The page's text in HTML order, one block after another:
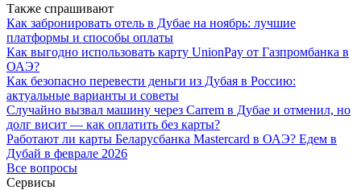
Также спрашивают
Как забронировать отель в Дубае на ноябрь: лучшие
платформы и способы оплаты
Как выгодно использовать карту UnionPay от Газпромбанка в
ОАЭ?
Как безопасно перевести деньги из Дубая в Россию:
актуальные варианты и советы
Случайно вызвал машину через Carrem в Дубае и отменил, но
долг висит — как оплатить без карты?
Работают ли карты Беларусбанка Mastercard в ОАЭ? Едем в
Дубай в феврале 2026
Все вопросы
Сервисы